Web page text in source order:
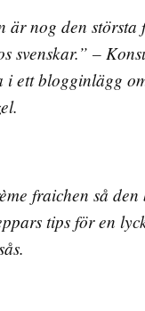
är nog den största
svenskar.” –
i ett blogginlägg
fraichen så
tips för en